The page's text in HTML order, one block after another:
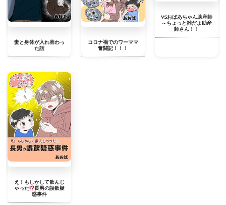
妻と身体が入れ替わっ
た話
コロナ禍でのワーママ
奮闘記！！！
VSおばあちゃん助産師
～ちょっと雑だよ助産
師さん！！
え！もしかして飲んじ
ゃった
長男の誤飲疑
惑事件